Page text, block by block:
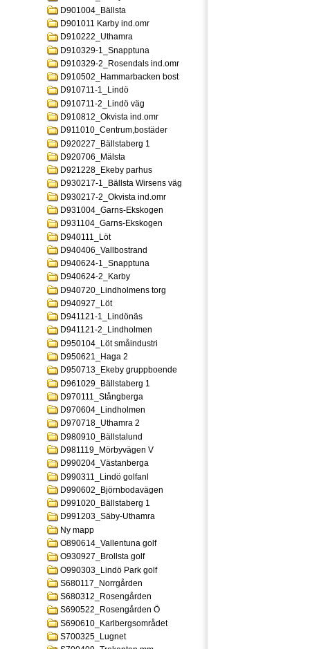
D901004_Bällsta
D901011 Karby ind.omr
D910222_Uthamra
D910329-1_Snapptuna
D910329-2_Rosendals ind.omr
D910502_Hammarbacken bost
D910711-1_Lindö
D910711-2_Lindö väg
D910812_Okvista ind.omr
D911010_Centrum,bostäder
D920227_Bällstaberg 1
D920706_Mälsta
D921228_Ekeby parhus
D930217-1_Bällsta Wirsens väg
D930217-2_Okvista ind.omr
D931004_Garns-Ekskogen
D931104_Garns-Ekskogen
D940111_Löt
D940406_Vallbostrand
D940624-1_Snapptuna
D940624-2_Karby
D940720_Lindholmens torg
D940927_Löt
D941121-1_Lindönäs
D941121-2_Lindholmen
D950104_Löt småindustri
D950621_Haga 2
D950713_Ekeby gruppboende
D961029_Bällstaberg 1
D970111_Stångberga
D970604_Lindholmen
D970718_Uthamra 2
D980910_Bällstalund
D981119_Mörbyvägen V
D990204_Västanberga
D990311_Lindö golfanl
D990602_Björnbodavägen
D991020_Bällstaberg 1
D991203_Säby-Uthamra
Ny mapp
O890614_Vallentuna golf
O930927_Brollsta golf
O990303_Lindö Park golf
S680117_Norrgården
S680312_Rosengården
S690522_Rosengården Ö
S690610_Karlbergsområdet
S700325_Lugnet